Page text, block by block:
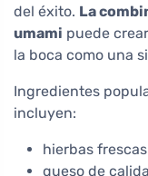
del éxito. La
umami puede
la boca como una
Ingredientes
incluyen:
hierbas
queso de